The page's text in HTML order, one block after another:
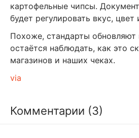
картофельные чипсы.
будет регулировать вкус,
Похоже, стандарты
остаётся наблюдать, как это
магазинов и наших чеках.
via
Комментарии (3)